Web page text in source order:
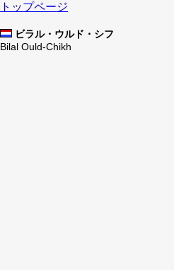
トップページ
ビラル・ウルド・シフ
Bilal Ould-Chikh